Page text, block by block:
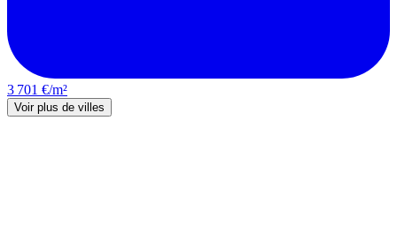
3 701 €/m²
Voir plus de villes